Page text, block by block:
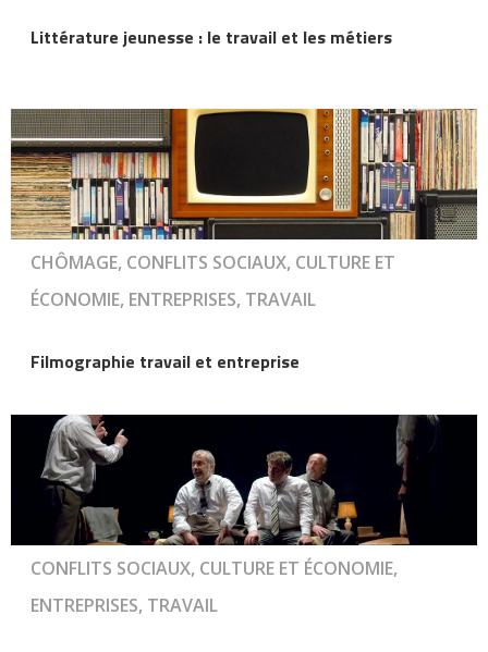
Littérature jeunesse : le travail et les métiers
CHÔMAGE, CONFLITS SOCIAUX, CULTURE ET
ÉCONOMIE, ENTREPRISES, TRAVAIL
Filmographie travail et entreprise
CONFLITS SOCIAUX, CULTURE ET ÉCONOMIE,
ENTREPRISES, TRAVAIL